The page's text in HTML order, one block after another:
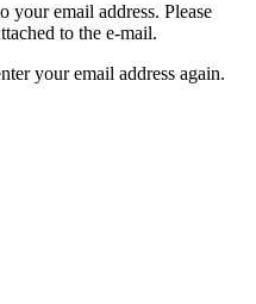
your email address. Please
to the e-mail.
your email address again.